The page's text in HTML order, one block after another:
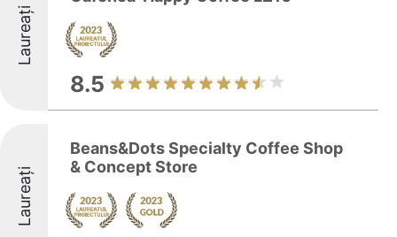
Laureați
8.5
Laureați
Beans&Dots Specialty Coffee Shop
& Concept Store